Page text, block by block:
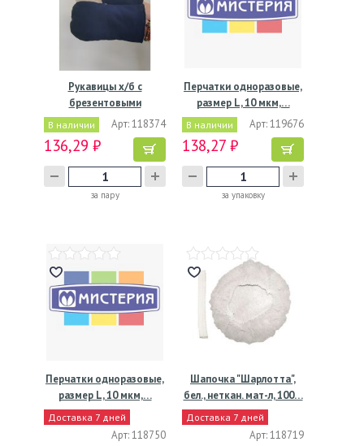
Рукавицы х/б с
брезентовыми
наладонниками…
В наличии Арт: 118374
136,29 ₽
за пару
Перчатки одноразовые,
размер L, 10 мкм,…
В наличии Арт: 119676
138,27 ₽
за упаковку
Перчатки одноразовые,
размер L, 10 мкм,…
Доставка 7 дней
Арт: 118750
Шапочка "Шарлотта",
бел., неткан. мат-л, 100…
Доставка 7 дней
Арт: 118719